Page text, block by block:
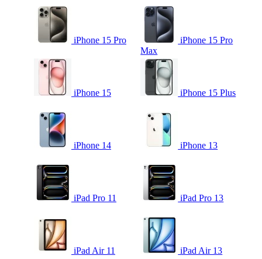
iPhone 15 Pro
iPhone 15 Pro
Max
iPhone 15 iPhone 15 Plus
iPhone 14 iPhone 13
iPad Pro 11 iPad Pro 13
iPad Air 11 iPad Air 13